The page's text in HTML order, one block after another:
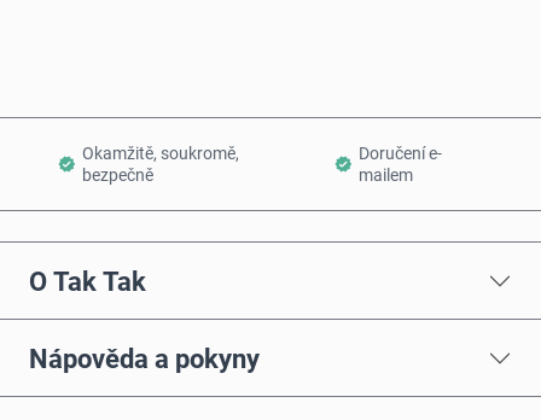
Okamžitě, soukromě,
bezpečně
Doručení e-
mailem
O Tak Tak
Nápověda a pokyny